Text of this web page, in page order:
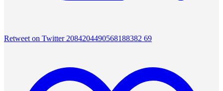
Retweet on Twitter 2084204490568188382 69